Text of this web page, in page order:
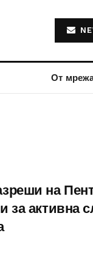
От
на
за активна